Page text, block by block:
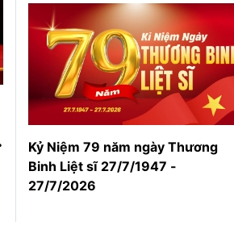
Kỷ Niệm 79 năm ngày Thương
Binh Liệt sĩ 27/7/1947 -
27/7/2026